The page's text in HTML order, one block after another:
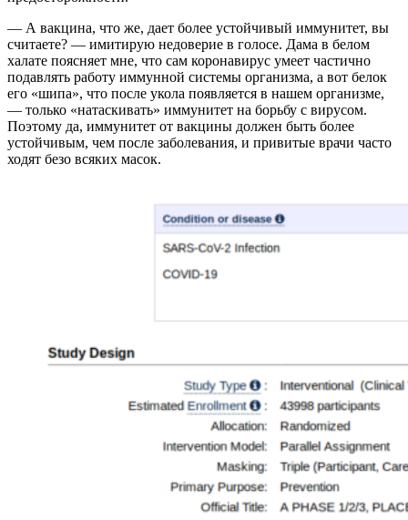
— А вакцина, что же, дает более устойчивый иммунитет, вы
считаете? — имитирую недоверие в голосе. Дама в белом
халате поясняет мне, что сам коронавирус умеет частично
подавлять работу иммунной системы организма, а вот белок
его «шипа», что после укола появляется в нашем организме,
— только «натаскивать» иммунитет на борьбу с вирусом.
Поэтому да, иммунитет от вакцины должен быть более
устойчивым, чем после заболевания, и привитые врачи часто
ходят безо всяких масок.